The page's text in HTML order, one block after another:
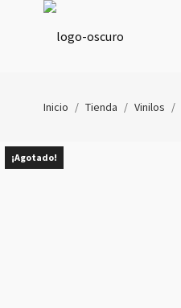
Inicio / Tienda / Vinilos /
¡Agotado!